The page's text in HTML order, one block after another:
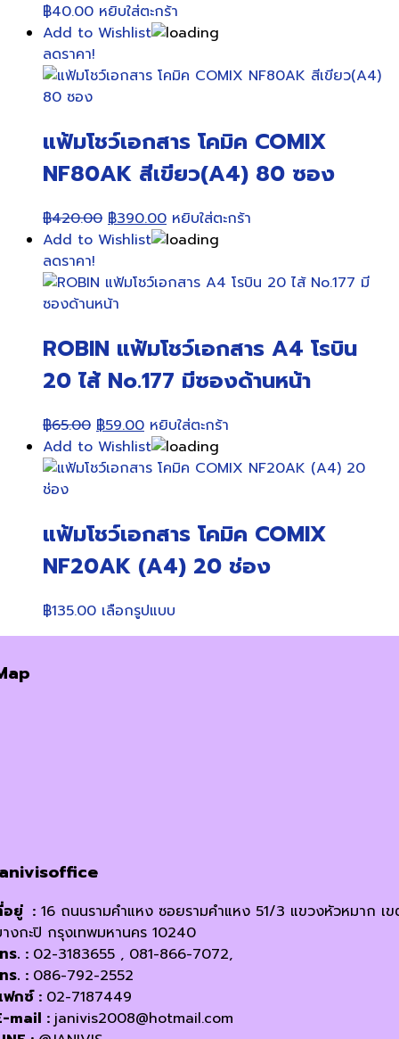
฿40.00 หยิบใส่ตะกร้า
Add to Wishlist
ลดราคา!
แฟ้มโชว์เอกสาร โคมิค COMIX
NF80AK สีเขียว(A4) 80 ซอง
฿420.00 Original
price
฿420.00.
฿390.00Current
price
฿390.00.
หยิบใส่ตะกร้า
Add to Wishlist
ลดราคา!
ROBIN แฟ้มโชว์เอกสาร A4 โรบิน
20 ไส้ No.177 มีซองด้านหน้า
฿65.00 Original
price
was:
฿59.00Current
price
is:
หยิบใส่ตะกร้า
Add to Wishlist
แฟ้มโชว์เอกสาร โคมิค COMIX
NF20AK (A4) 20 ช่อง
฿135.00 เลือกรูปแบบ
product
อยู่ : 16 ถนนรามคำแหง ซอยรามคำแหง 51/3 แขวงหัวหมาก เ
งกะปิ กรุงเทพมหานคร 10240
ร. : 02-3183655 , 081-866-7072,
ร. : 086-792-2552
กซ์ : 02-7187449
mail : janivis2008@hotmail.com